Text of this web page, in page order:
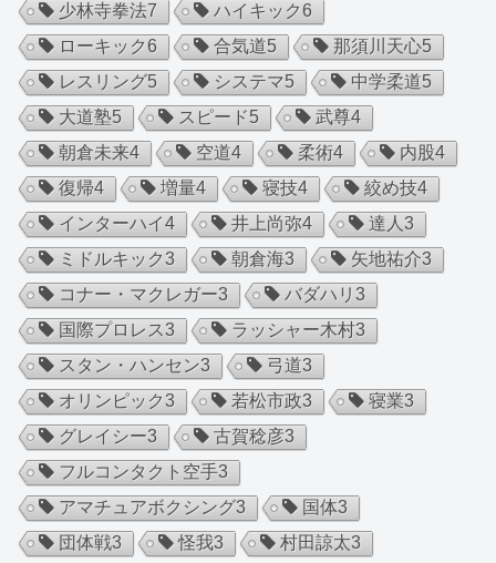
少林寺拳法7 ハイキック6
ローキック6 合気道5 那須川天心5
レスリング5 システマ5 中学柔道5
大道塾5 スピード5 武尊4
朝倉未来4 空道4 柔術4 内股4
復帰4 増量4 寝技4 絞め技4
インターハイ4 井上尚弥4 達人 3
ミドルキック3 朝倉海3 矢地祐介3
コナー・マクレガー3 バダハリ 3
国際プロレス3 ラッシャー木村3
スタン・ハンセン3 弓道3
オリンピック3 若松市政3 寝業3
グレイシー3 古賀稔彦3
フルコンタクト空手3
アマチュアボクシング3 国体3
団体戦3 怪我3 村田諒太3